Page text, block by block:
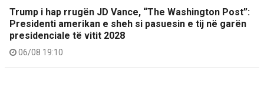
Trump i hap rrugën JD Vance, “The Washington Post”:
Presidenti amerikan e sheh si pasuesin e tij në garën
presidenciale të vitit 2028
06/08 19:10